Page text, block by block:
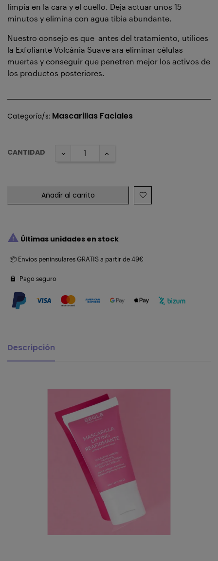
limpia en la cara y el cuello. Deja actuar unos 15
minutos y elimina con agua tibia abundante.
Nuestro consejo es que antes del tratamiento, utilices
la Exfoliante Volcánia Suave ara eliminar células
muertas y conseguir que penetren mejor los activos de
los productos posteriores.
Categoría/s: Mascarillas Faciales
CANTIDAD
Añadir al carrito
 Últimas unidades en stock
📦 Envíos peninsulares GRATIS a partir de 49€
Pago seguro
Descripción